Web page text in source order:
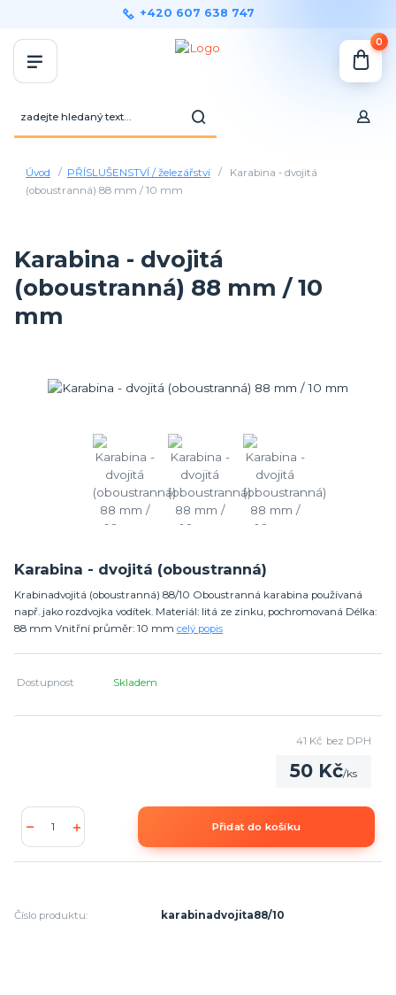
+420 607 638 747
0
Úvod PŘÍSLUŠENSTVÍ / železářství
Karabina - dvojitá
(oboustranná) 88 mm / 10 mm
Karabina - dvojitá
(oboustranná) 88 mm / 10
mm
Karabina - dvojitá (oboustranná)
Krabinadvojitá (oboustranná) 88/10 Oboustranná karabina používaná
např. jako rozdvojka vodítek. Materiál: litá ze zinku, pochromovaná Délka:
88 mm Vnitřní průměr: 10 mm celý popis
Dostupnost Skladem
50 Kč/ks
41 Kč bez DPH
Přidat do košíku
Číslo produktu: karabinadvojita88/10